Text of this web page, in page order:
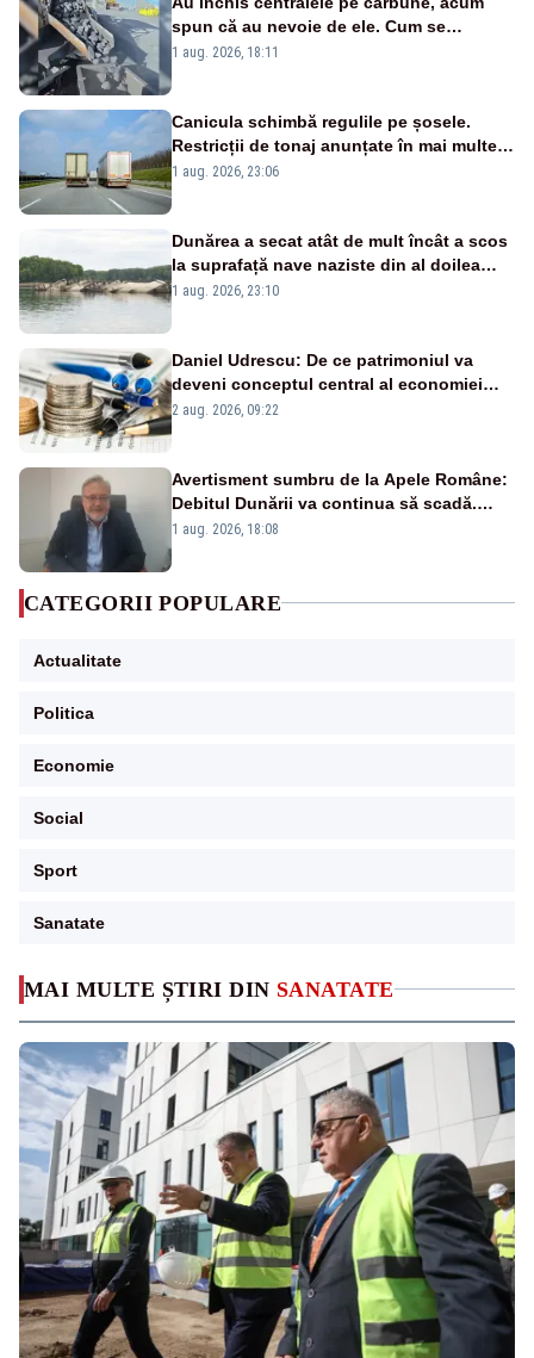
MAI MULTE ȘTIRI DIN SANATATE
spun că au nevoie de ele. Cum se
pasează vina în plină criză energetică
1 aug. 2026, 18:11
Canicula schimbă regulile pe șosele.
Restricții de tonaj anunțate în mai multe
județe
1 aug. 2026, 23:06
Dunărea a secat atât de mult încât a scos
la suprafață nave naziste din al doilea
război mondial
1 aug. 2026, 23:10
Daniel Udrescu: De ce patrimoniul va
deveni conceptul central al economiei
viitoare?
2 aug. 2026, 09:22
Avertisment sumbru de la Apele Române:
Debitul Dunării va continua să scadă.
Cernavodă s-ar putea închide în 4 zile
1 aug. 2026, 18:08
CATEGORII POPULARE
Actualitate
Politica
Economie
Social
Sport
Sanatate